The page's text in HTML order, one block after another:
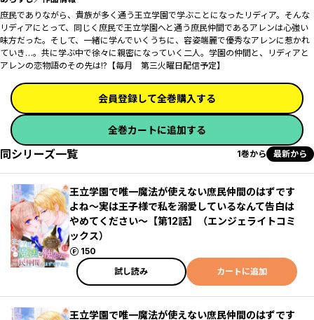
庶民でありながら、貴族が多く通う王立学園で学ぶことになったリディア。そんな
リディアにとって、同じく庶民で王立学園へと通う庶民仲間であるアレンは心強い
味方だった。そして、一緒に学んでいくうちに、容姿端麗で優秀なアレンに惹かれ
ていき…。共に学ぶ中で徐々に親密になっていく二人。学園の仲間と、リディアと
アレンの恋物語のその先は!?【毎月 第三火曜日配信予定】
会員登録して全巻購入する
全巻カートに追加する
同シリーズ一覧 1巻から 最新から
王立学園で唯一魔法が使えない庶民仲間のはずです
よね～実は王子様で私を溺愛しているなんて告白は
やめてください～【第12話】（エンジェライトコミ
ックス）
150
ポイント
試し読み
カートに追加
王立学園で唯一魔法が使えない庶民仲間のはずです